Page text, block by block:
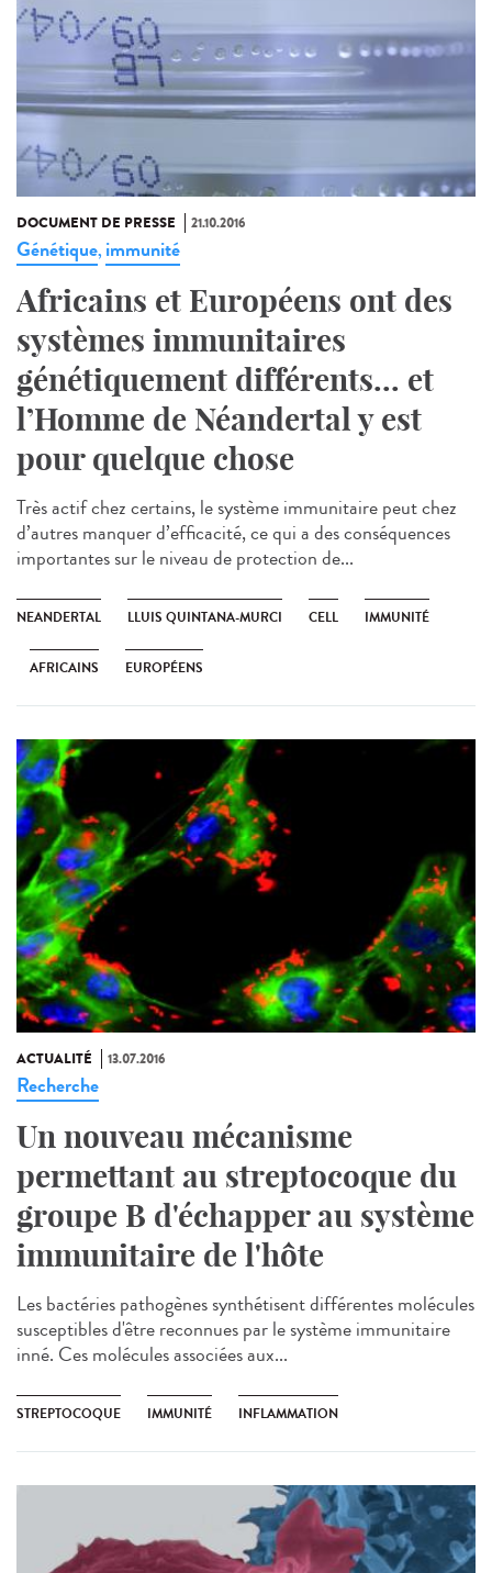
DOCUMENT DE PRESSE 21.10.2016
Génétique, immunité
Africains et Européens ont des
systèmes immunitaires
génétiquement différents... et
l’Homme de Néandertal y est
pour quelque chose
Très actif chez certains, le système immunitaire peut chez
d’autres manquer d’efficacité, ce qui a des conséquences
importantes sur le niveau de protection de...
NEANDERTAL LLUIS QUINTANA-MURCI CELL IMMUNITÉ
AFRICAINS EUROPÉENS
ACTUALITÉ 13.07.2016
Recherche
Un nouveau mécanisme
permettant au streptocoque du
groupe B d'échapper au système
immunitaire de l'hôte
Les bactéries pathogènes synthétisent différentes molécules
susceptibles d'être reconnues par le système immunitaire
inné. Ces molécules associées aux...
STREPTOCOQUE IMMUNITÉ INFLAMMATION